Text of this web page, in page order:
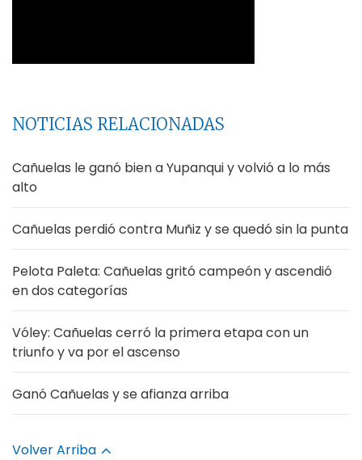
NOTICIAS RELACIONADAS
Cañuelas le ganó bien a Yupanqui y volvió a lo más
alto
Cañuelas perdió contra Muñiz y se quedó sin la punta
Pelota Paleta: Cañuelas gritó campeón y ascendió
en dos categorías
Vóley: Cañuelas cerró la primera etapa con un
triunfo y va por el ascenso
Ganó Cañuelas y se afianza arriba
Volver Arriba